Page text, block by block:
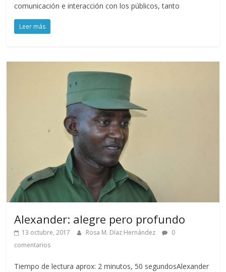
comunicación e interacción con los públicos, tanto
Leer más
Alexander: alegre pero profundo
13 octubre, 2017 Rosa M. Díaz Hernández
0
comentarios
Tiempo de lectura aprox: 2 minutos, 50 segundosAlexander